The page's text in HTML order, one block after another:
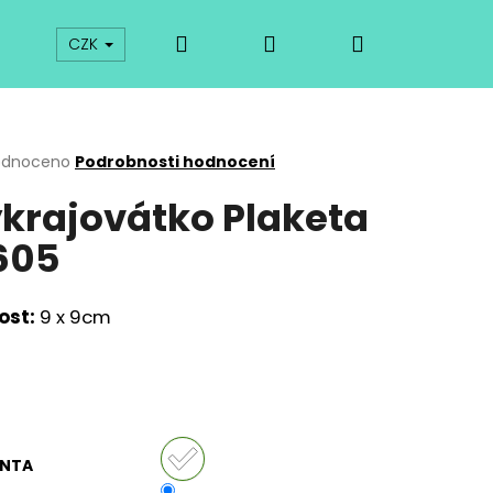
Kurzy Odkazy O vykrajovátkách
CZK Přihlášení
Podrobnosti hodnocení
Plaketa
9 x 9cm